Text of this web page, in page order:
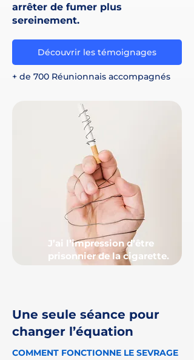
arrêter de fumer plus
sereinement.
Découvrir les témoignages
+ de 700 Réunionnais accompagnés
J’ai l’impression d’être
prisonnier de la cigarette.
Une seule séance pour
changer l’équation
COMMENT FONCTIONNE LE SEVRAGE